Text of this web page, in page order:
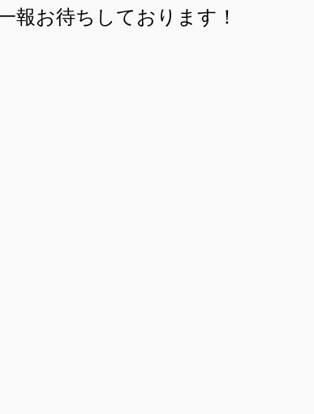
報お待ちしております！